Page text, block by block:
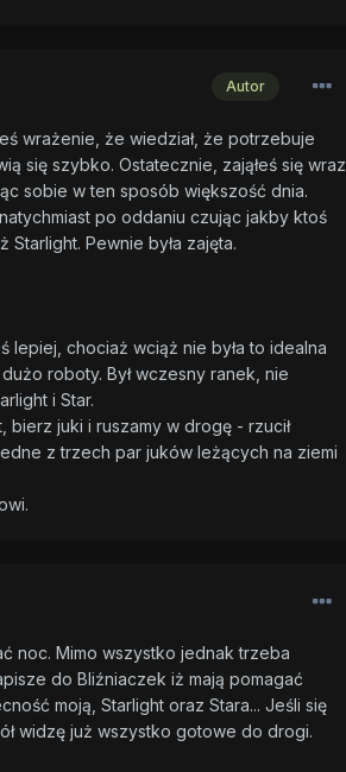
Autor
wrażenie, że wiedział, że potrzebuje
się szybko. Ostatecznie, zająłeś się wraz
sobie w ten sposób większość dnia.
po oddaniu czując jakby ktoś
Starlight. Pewnie była zajęta.
lepiej, chociaż wciąż nie była to idealna
roboty. Był wczesny ranek, nie
i Star.
juki i ruszamy w drogę - rzucił
z trzech par juków leżących na ziemi
noc. Mimo wszystko jednak trzeba
do Bliźniaczek iż mają pomagać
moją, Starlight oraz Stara... Jeśli się
widzę już wszystko gotowe do drogi.